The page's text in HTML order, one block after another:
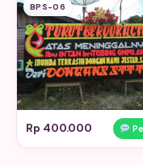
BPS-06
Rp 400.000